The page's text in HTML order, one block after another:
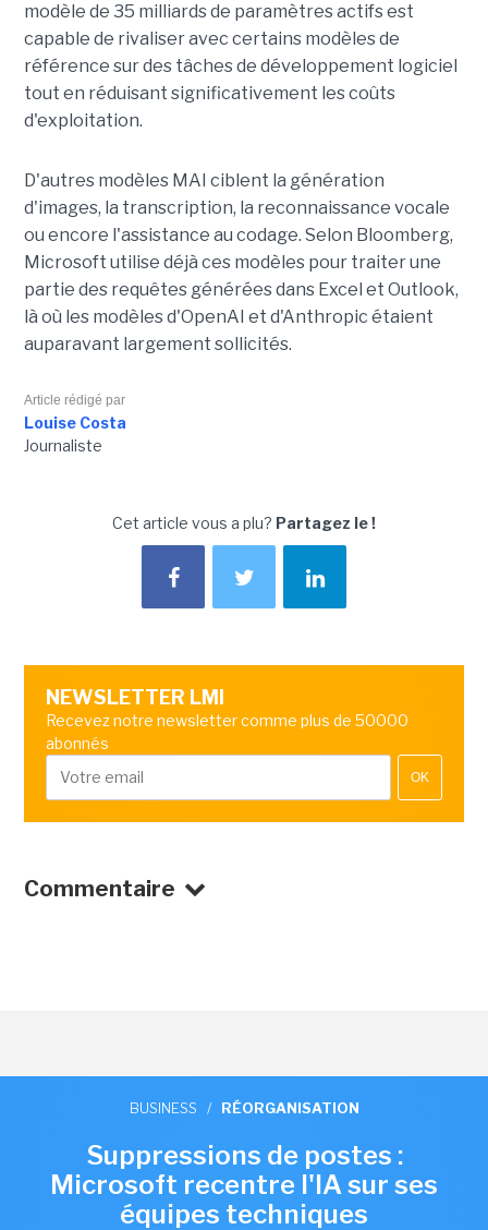
modèle de 35 milliards de paramètres actifs est
capable de rivaliser avec certains modèles de
référence sur des tâches de développement logiciel
tout en réduisant significativement les coûts
d'exploitation.
D'autres modèles MAI ciblent la génération
d'images, la transcription, la reconnaissance vocale
ou encore l'assistance au codage. Selon Bloomberg,
Microsoft utilise déjà ces modèles pour traiter une
partie des requêtes générées dans Excel et Outlook,
là où les modèles d'OpenAI et d'Anthropic étaient
auparavant largement sollicités.
Article rédigé par
Louise Costa
Journaliste
Cet article vous a plu? Partagez le !
NEWSLETTER LMI
Recevez notre newsletter comme plus de 50000
abonnés
OK
Commentaire
BUSINESS / RÉORGANISATION
Suppressions de postes :
Microsoft recentre l'IA sur ses
équipes techniques